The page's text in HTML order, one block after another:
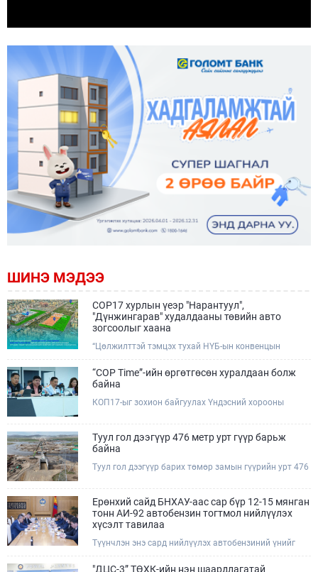
ШИНЭ МЭДЭЭ
COP17 хурлын үеэр "Нарантуул",
"Дүнжингарав" худалдааны төвийн авто
зогсоолыг хаана
“Цөлжилттэй тэмцэх тухай НҮБ-ын конвенцын
сарын 17-28-ны өдрүүдэд Улаанбаатар хотод зохион
байгуулагдана.Хурлын үеэр Нарантуул, Дүнжингарав
тухайн чиглэлд нийтийн тээврийн хүртээмжийг
“COP Time”-ийн өргөтгөсөн хуралдаан болж
байна
КОП17-ыг зохион байгуулах Үндэсний хорооны
дотоод хуралдааныг тогтмол зохион байгуулж ирсэн
билээ.Өнөөдөр “COP Time”-ийн сүүлийн хуралдааныг
бөгөөд үүнд Үндэсний хорооны дэргэдэх дэд
Туул гол дээгүүр 476 метр урт гүүр барьж
байна
Туул гол дээгүүр барих төмөр замын гүүрийн урт 476
хөдөлгөөнийг найдвартай, тасралтгүй нэвтрүүлэх
чухал байгууламж бөгөөд уг ажлыг "Очирням" ХХК,
"Тэргүүн саруул зам" ХХК, "Хотгорзам" ХХК зэрэг
Ерөнхий сайд БНХАУ-аас сар бүр 12-15 мянган
тонн АИ-92 автобензин тогтмол нийлүүлэх
хүсэлт тавилаа
Түүнчлэн энэ сард нийлүүлэх автобензиний үнийг
бууруулах боломжийг судлахыг хүслээ. Тэрбээр
"ДЦС-3” ТӨХК-ийн нэн шаардлагатай